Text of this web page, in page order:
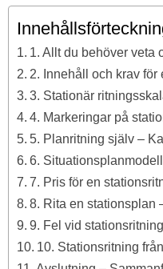
1. Allt du behöver veta
2. Innehåll och krav
3. Stationär
4. Markeringar på
5. Planritning själv –
6.
7. Pris för en
8. Rita en stationsplan
9. Fel vid
10. Stationsritning